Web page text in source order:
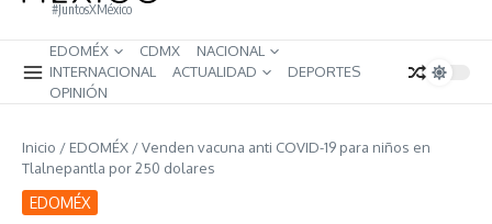
#JuntosXMéxico
EDOMÉX CDMX
NACIONAL
INTERNACIONAL
ACTUALIDAD
DEPORTES
OPINIÓN
Inicio / EDOMÉX /Venden vacuna anti COVID-19 para niños en
Tlalnepantla por 250 dolares
EDOMÉX